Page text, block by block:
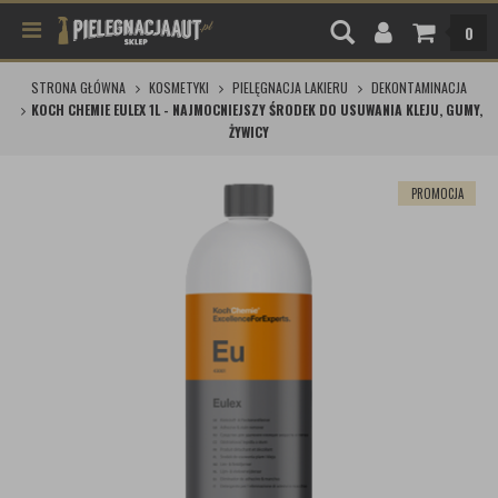
0
STRONA GŁÓWNA KOSMETYKI PIELĘGNACJA LAKIERU
DEKONTAMINACJA
KOCH CHEMIE EULEX 1L - NAJMOCNIEJSZY ŚRODEK DO USUWANIA KLEJU, GUMY,
ŻYWICY
PROMOCJA